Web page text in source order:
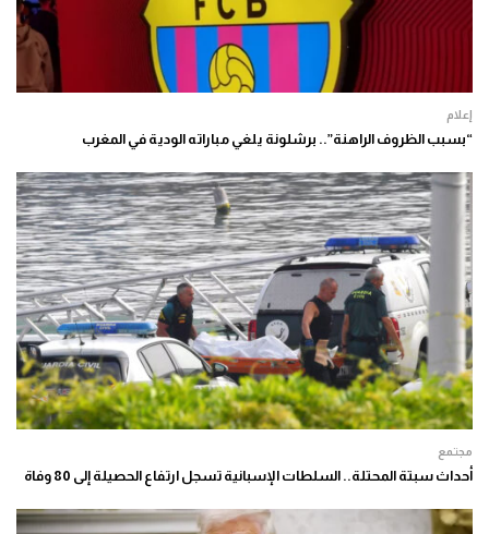
إعلام
“بسبب الظروف الراهنة”.. برشلونة يلغي مباراته الودية في المغرب
مجتمع
أحداث سبتة المحتلة.. السلطات الإسبانية تسجل ارتفاع الحصيلة إلى 80 وفاة